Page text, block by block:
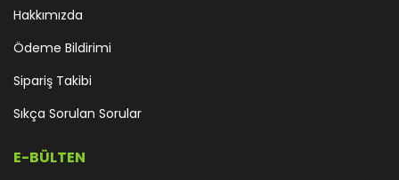
Hakkımızda
Ödeme Bildirimi
Sipariş Takibi
Sıkça Sorulan Sorular
E-BÜLTEN